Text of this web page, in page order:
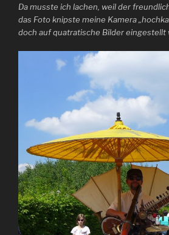
Da musste ich lachen, weil der
das Foto knipste meine Kamera
doch auf quatratische Bilder eingestellt